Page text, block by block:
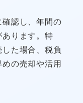
認し、年間の
ります。特
た場合、税負
の売却や活用